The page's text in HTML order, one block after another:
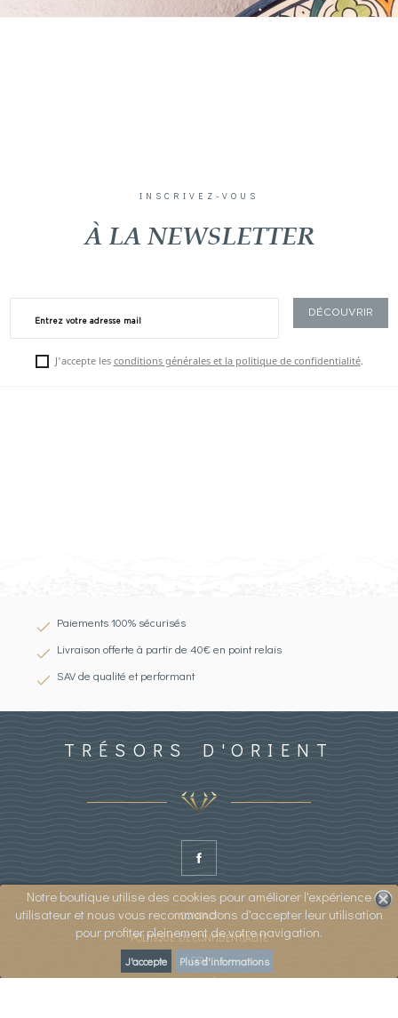
Notre boutique utilise des cookies pour améliorer l'expérience
utilisateur et nous vous recommandons d'accepter leur utilisation
pour profiter pleinement de votre navigation.
J'accepte Plus d'informations
INSCRIVEZ-VOUS
À LA NEWSLETTER
J'accepte les conditions générales et la politique de confidentialité.
Paiements 100% sécurisés
Livraison offerte à partir de 40€ en point relais
SAV de qualité et performant
TRÉSORS D'ORIENT
CONTACT
POLITIQUE DE CONFIDENTIALITÉ
CGV
MENTIONS LÉGALES